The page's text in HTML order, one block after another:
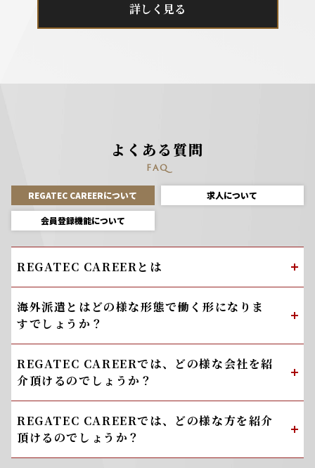
詳しく見る
よくある質問
FAQ
REGATEC CAREERについて 求人について
会員登録機能について
REGATEC CAREERとは
海外派遣とはどの様な形態で働く形になりま
すでしょうか？
REGATEC CAREERでは、どの様な会社を紹
介頂けるのでしょうか？
REGATEC CAREERでは、どの様な方を紹介
頂けるのでしょうか？